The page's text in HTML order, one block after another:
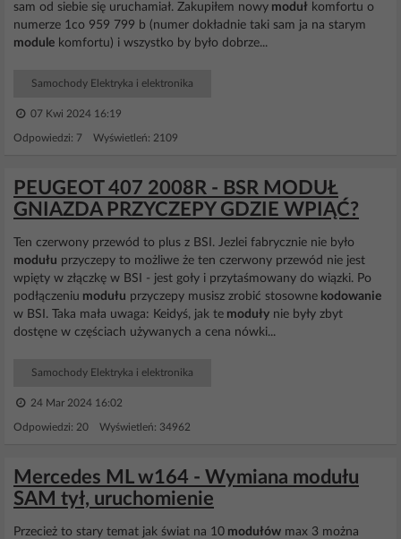
sam od siebie się uruchamiał. Zakupiłem nowy moduł komfortu o
numerze 1co 959 799 b (numer dokładnie taki sam ja na starym
module komfortu) i wszystko by było dobrze...
Samochody Elektryka i elektronika
07 Kwi 2024 16:19
Odpowiedzi: 7 Wyświetleń: 2109
PEUGEOT 407 2008R - BSR MODUŁ
GNIAZDA PRZYCZEPY GDZIE WPIĄĆ?
Ten czerwony przewód to plus z BSI. Jezlei fabrycznie nie było
modułu przyczepy to możliwe że ten czerwony przewód nie jest
wpięty w złączkę w BSI - jest goły i przytaśmowany do wiązki. Po
podłączeniu modułu przyczepy musisz zrobić stosowne kodowanie
w BSI. Taka mała uwaga: Keidyś, jak te moduły nie były zbyt
dostęne w częściach używanych a cena nówki...
Samochody Elektryka i elektronika
24 Mar 2024 16:02
Odpowiedzi: 20 Wyświetleń: 34962
Mercedes ML w164 - Wymiana modułu
SAM tył, uruchomienie
Przecież to stary temat jak świat na 10 modułów max 3 można